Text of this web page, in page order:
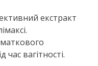
екстракт
час вагітності.